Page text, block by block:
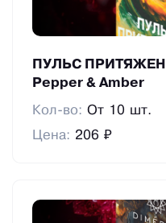
ПУЛЬС
Pepper & Amber
Кол-во:От 10 шт.
Цена: 206 ₽